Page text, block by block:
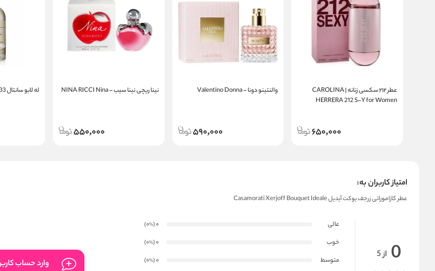
عطر ۲۱۲ سکسی زنانه | CAROLINA
HERRERA 212 S–Y for Women
650,000
والنتینو دونا – Valentino Donna
590,000
نینا ریچی نینا سیب – NINA RICCI Nina
550,000
له لابو سانتال 33 | LE LABO Santal 33
امتیاز کاربران به:
عطر کازاموراتی زرجف بوکت آیدیل Casamorati Xerjoff Bouquet Ideale
0 از 5
عالی 0
(0
%
)
خوب
0
(0
%
)
متوسط
0
(0
%
)
وارد حساب